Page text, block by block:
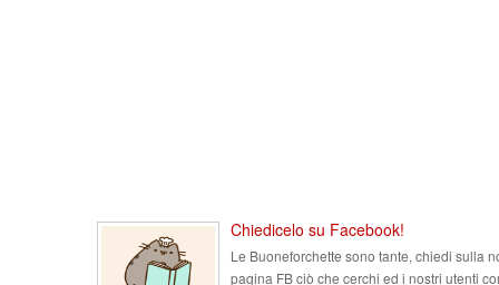
Chiedicelo su Facebook!
Le Buoneforchette sono tante, chiedi sulla
pagina FB ciò che cerchi ed i nostri utenti